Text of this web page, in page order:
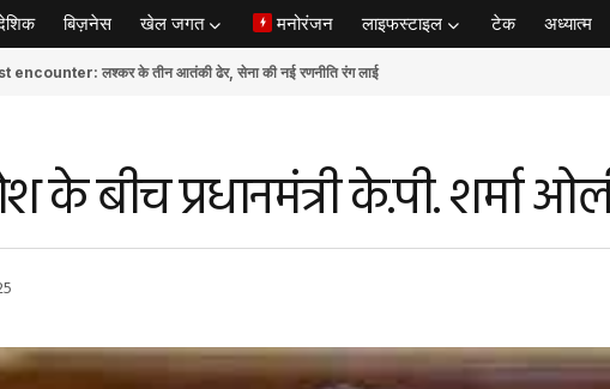
बिज़नेस खेल जगत मनोरंजन लाइफस्टाइल टेक अध्यात्म
लश्कर के तीन आतंकी ढेर, सेना की नई रणनीति रंग लाई
बीच प्रधानमंत्री के.पी. शर्मा